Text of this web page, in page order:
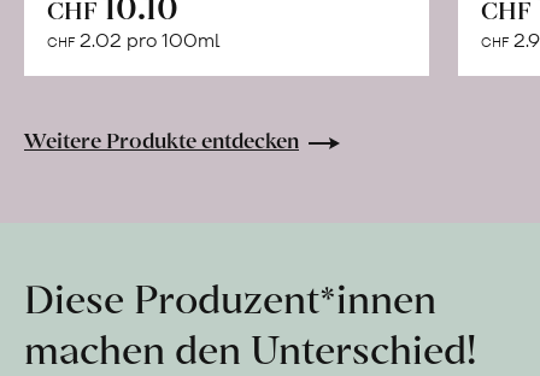
CHF
CHF 2.02 pro 100ml
Warenkorb
CHF
CHF
Weitere Produkte entdecken
Diese Produzent*innen
machen den Unterschied!